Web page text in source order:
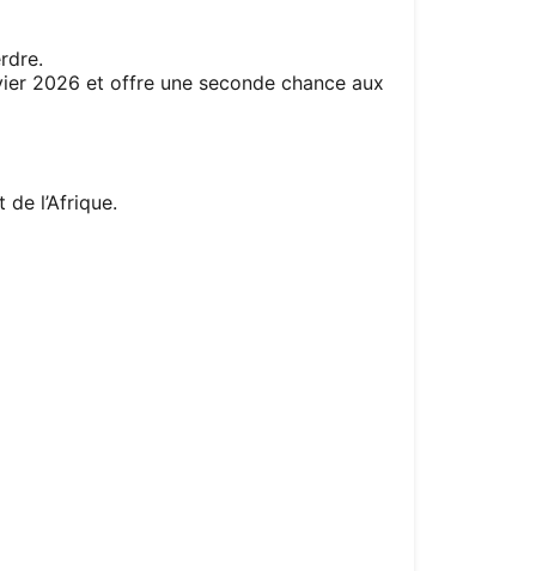
2026 et offre une seconde chance aux
l’Afrique.